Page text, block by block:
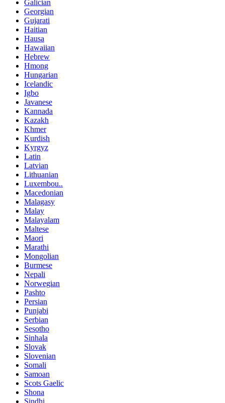
Galician
Georgian
Gujarati
Haitian
Hausa
Hawaiian
Hebrew
Hmong
Hungarian
Icelandic
Igbo
Javanese
Kannada
Kazakh
Khmer
Kurdish
Kyrgyz
Latin
Latvian
Lithuanian
Luxembou..
Macedonian
Malagasy
Malay
Malayalam
Maltese
Maori
Marathi
Mongolian
Burmese
Nepali
Norwegian
Pashto
Persian
Punjabi
Serbian
Sesotho
Sinhala
Slovak
Slovenian
Somali
Samoan
Scots Gaelic
Shona